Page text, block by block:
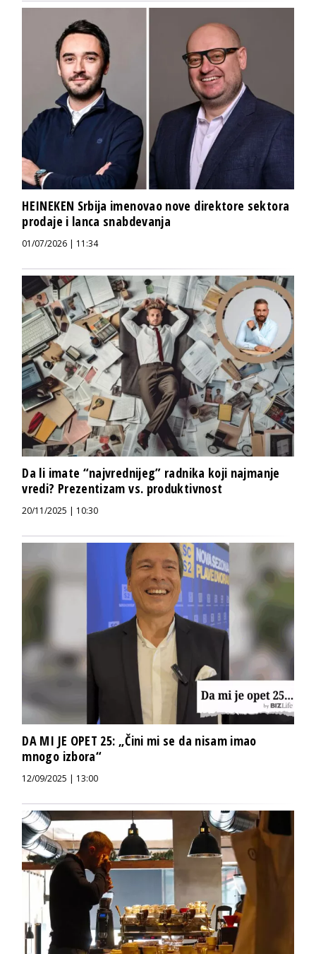
HEINEKEN Srbija imenovao nove direktore sektora
prodaje i lanca snabdevanja
01/07/2026 | 11:34
Da li imate “najvrednijeg” radnika koji najmanje
vredi? Prezentizam vs. produktivnost
20/11/2025 | 10:30
DA MI JE OPET 25: „Čini mi se da nisam imao
mnogo izbora“
12/09/2025 | 13:00